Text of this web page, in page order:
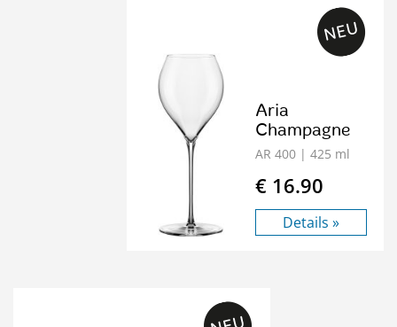
Aria
Champagne
AR 400 | 425 ml
€ 16.90
Details »